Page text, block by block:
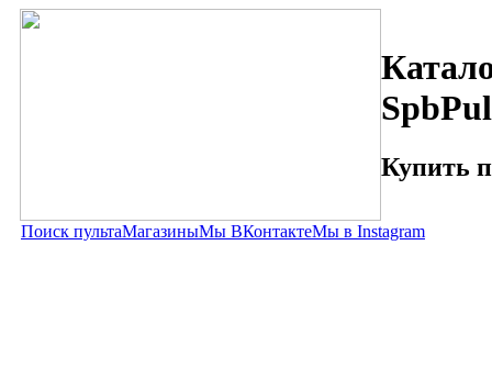
Купить
Поиск пультаМагазиныМы ВКонтактеМы в Instagram